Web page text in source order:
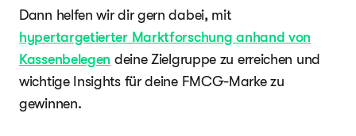
Dann helfen wir dir gern dabei, mit
hypertargetierter Marktforschung anhand von
Kassenbelegen deine Zielgruppe zu erreichen und
wichtige Insights für deine FMCG-Marke zu
gewinnen.